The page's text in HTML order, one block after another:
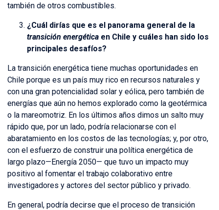
también de otros combustibles.
¿Cuál dirías que es el panorama general de la
transición energética en Chile y cuáles han sido los
principales desafíos?
La transición energética tiene muchas oportunidades en
Chile porque es un país muy rico en recursos naturales y
con una gran potencialidad solar y eólica, pero también de
energías que aún no hemos explorado como la geotérmica
o la mareomotriz. En los últimos años dimos un salto muy
rápido que, por un lado, podría relacionarse con el
abaratamiento en los costos de las tecnologías; y, por otro,
con el esfuerzo de construir una política energética de
largo plazo—Energía 2050— que tuvo un impacto muy
positivo al fomentar el trabajo colaborativo entre
investigadores y actores del sector público y privado.
En general, podría decirse que el proceso de transición